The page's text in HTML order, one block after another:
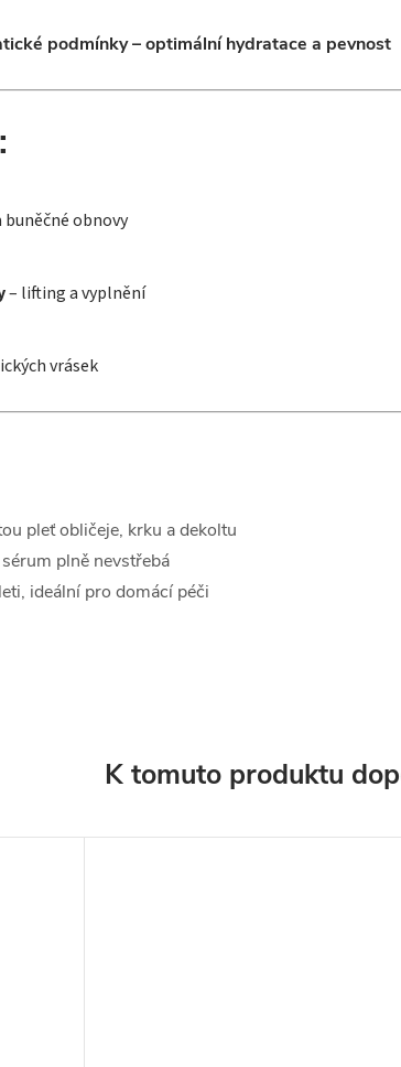
podmínky – optimální hydratace a pevnost
obnovy
– lifting a vyplnění
vrásek
pleť obličeje, krku a dekoltu
plně nevstřebá
ideální pro domácí péči
K tomuto produktu